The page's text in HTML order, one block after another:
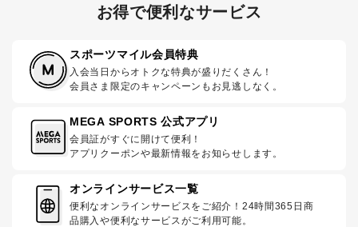
お得で便利なサービス
スポーツマイル会員特典
入会当日からオトクな特典が盛りだくさん！
会員さま限定のキャンペーンもお見逃しなく。
MEGA SPORTS 公式アプリ
会員証がすぐに開けて便利！
アプリクーポンや最新情報をお知らせします。
オンラインサービス一覧
便利なオンラインサービスをご紹介！24時間365日商
品購入や便利なサービスがご利用可能。